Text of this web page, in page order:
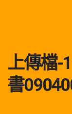
上傳檔-
書